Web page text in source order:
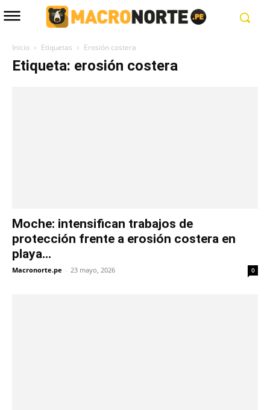
Inicio Etiquetas Erosión costera
Etiqueta: erosión costera
Moche: intensifican trabajos de
protección frente a erosión costera en
playa...
Macronorte.pe - 23 mayo, 2026 0